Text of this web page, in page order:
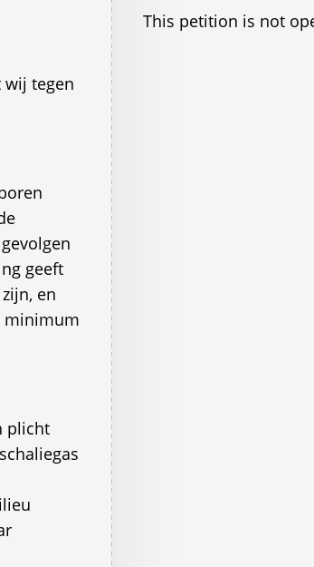
wij tegen
geeft
en
minimum
plicht
This petition is not